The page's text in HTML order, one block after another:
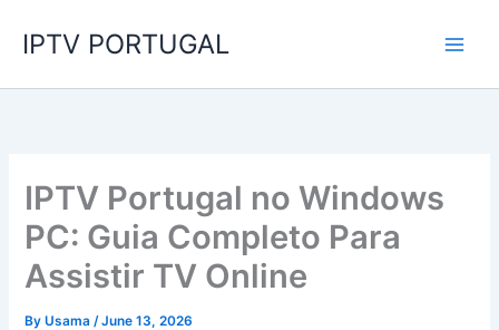
IPTV PORTUGAL
IPTV Portugal no Windows
PC: Guia Completo Para
Assistir TV Online
ByUsama/June 13, 2026